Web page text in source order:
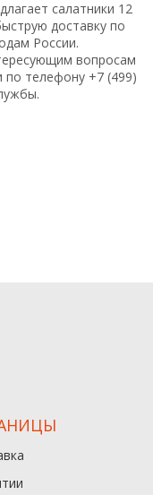
салатники 12
доставку по
России.
вопросам
телефону +7 (499)